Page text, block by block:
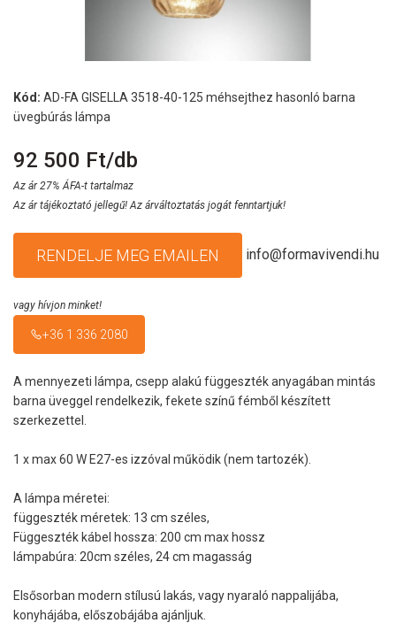
Kód: AD-FA GISELLA 3518-40-125 méhsejthez hasonló barna
üvegbúrás lámpa
92 500 Ft/db
Az ár 27% ÁFA-t tartalmaz
Az ár tájékoztató jellegű! Az árváltoztatás jogát fenntartjuk!
RENDELJE MEG EMAILEN info@formavivendi.hu
vagy hívjon minket!
+36 1 336 2080
A mennyezeti lámpa, csepp alakú függeszték anyagában mintás
barna üveggel rendelkezik, fekete színű fémből készített
szerkezettel.
1 x max 60 W E27-es izzóval működik (nem tartozék).
A lámpa méretei:
függeszték méretek: 13 cm széles,
Függeszték kábel hossza: 200 cm max hossz
lámpabúra: 20cm széles, 24 cm magasság
Elsősorban modern stílusú lakás, vagy nyaraló nappalijába,
konyhájába, előszobájába ajánljuk.